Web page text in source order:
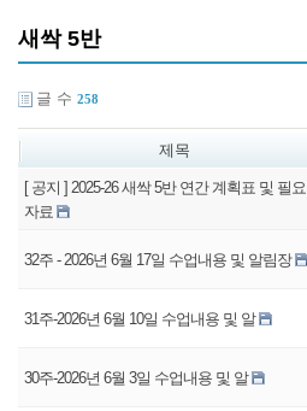
새싹 5반
글 수 258
제목
[ 공지 ] 2025-26 새싹 5반 연간 계획표 및 필요
자료
32주 - 2026년 6월 17일 수업내용 및 알림장
31주-2026년 6월 10일 수업내용 및 알
30주-2026년 6월 3일 수업내용 및 알